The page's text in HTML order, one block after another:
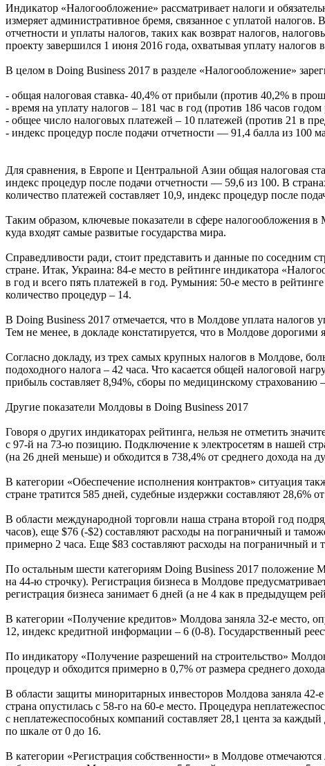
Индикатор «Налогообложение» рассматривает налоги и
измеряет административное бремя, связанное с уплатой
отчетности и уплаты налогов, таких как возврат налогов,
проекту завершился 1 июня 2016 года, охватывая уплату налогов
В целом в Doing Business 2017 в разделе «Налогообложение»
- общая налоговая ставка- 40,4% от прибыли (против 40,2% в
- время на уплату налогов – 181 час в год (против 186 часов годом
- общее число налоговых платежей – 10 платежей (против 21 в
- индекс процедур после подачи отчетности — 91,4 балла из 100
Для сравнения, в Европе и Центральной Азии общая налоговая
индекс процедур после подачи отчетности — 59,6 из 100. В
количество платежей составляет 10,9, индекс процедур после
Таким образом, ключевые показатели в сфере налогообложения
куда входят самые развитые государства мира.
Справедливости ради, стоит представить и данные по соседним
стране. Итак, Украина: 84-е место в рейтинге индикатора
в год и всего пять платежей в год. Румыния: 50-е место в
количество процедур – 14.
В Doing Business 2017 отмечается, что в Молдове уплата налогов
Тем не менее, в докладе констатируется, что в Молдове
Согласно докладу, из трех самых крупных налогов в Молдове,
подоходного налога – 42 часа. Что касается общей налоговой
прибыль составляет 8,94%, сборы по медицинскому
Другие показатели Молдовы в Doing Business 2017
Говоря о других индикаторах рейтинга, нельзя не отметить
с 97-й на 73-ю позицию. Подключение к электросетям в нашей
(на 26 дней меньше) и обходится в 738,4% от среднего дохода на
В категории «Обеспечение исполнения контрактов» ситуация
стране тратится 585 дней, судебные издержки составляют 28,6%
В области международной торговли наша страна второй год
часов), еще $76 (-$2) составляют расходы на пограничный и
примерно 2 часа. Еще $83 составляют расходы на пограничный и
По остальным шести категориям Doing Business 2017 положение
на 44-ю строчку). Регистрация бизнеса в Молдове
регистрация бизнеса занимает 6 дней (а не 4 как в предыдущем
В категории «Получение кредитов» Молдова заняла 32-е место,
12, индекс кредитной информации – 6 (0-8). Государственный
По индикатору «Получение разрешений на строительство»
процедур и обходится примерно в 0,7% от размера среднего
В области защиты миноритарных инвесторов Молдова заняла 42-
страна опустилась с 58-го на 60-е место. Процедура
с неплатежеспособных компаний составляет 28,1 цента за
по шкале от 0 до 16.
В категории «Регистрация собственности» в Молдове